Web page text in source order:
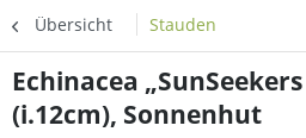
Übersicht Stauden
Echinacea
(i.12cm), Sonnenhut